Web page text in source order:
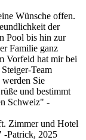
Wünsche offen.
der
Pool bis hin zur
Familie ganz
Vorfeld hat mir bei
Team
Sie
und bestimmt
Schweiz" -
Zimmer und Hotel
-Patrick, 2025